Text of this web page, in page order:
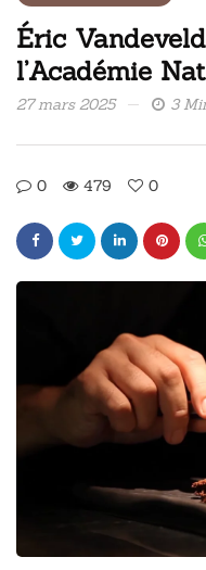
Éric
l’Académie
27 mars 2025 3
0 479 0